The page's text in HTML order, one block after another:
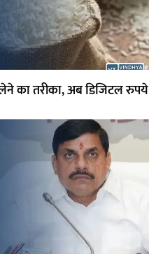
का तरीका, अब डिजिटल रुपये